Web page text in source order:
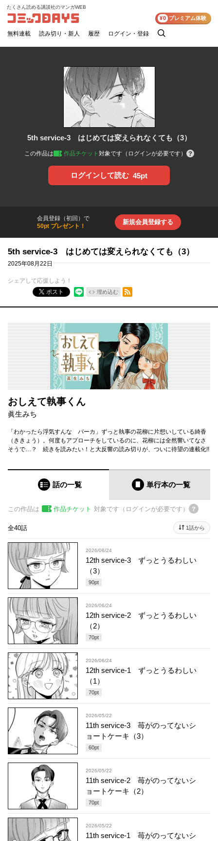
コミックDAYS
たくさん読める講談社のマンガWEB
無料連載 読み切り・新人 履歴 ログイン・登録
検
¥0 プレミアム体験
5th service-3 はじめては変えられなくても（3）
この作品は 作品チケット 対象です（ログインが必要です）
ログインして読む 45pt
会員登録（初回）で
50pt プレゼント！
新規会員登録する
5th service-3 はじめては変えられなくても（3）
2025年08月22日
シェアして応援しよう！
ポスト
埋め込む
RSSフィード
おしえて執事くん
眞生みち
「わかったら浮気すんな バーカ」ずっと執事の花柳に片想いしている綺香
（ききょう）。何度もアプローチをしているのに、花柳には全然響いてなさ
そうで…？ 続きを読みたい！と大反響の読み切りが、ついに待望の連載化!!
話の一覧 単行本の一覧
この作品は 作品チケット 対象です（ログインが必要です）
全40話 1話から
2026/06/24
12th service-3 ずっとうるわしい
（3）
90pt
2026/06/24
12th service-2 ずっとうるわしい
（2）
70pt
2026/06/24
12th service-1 ずっとうるわしい
（1）
70pt
2026/05/22
11th service-3 苺がのってないシ
ョートケーキ（3）
60pt
2026/05/22
11th service-2 苺がのってないシ
ョートケーキ（2）
70pt
2026/05/22
11th service-1 苺がのってないシ